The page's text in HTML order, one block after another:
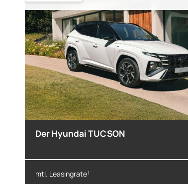
Der Hyundai TUCSON
mtl. Leasingrate1